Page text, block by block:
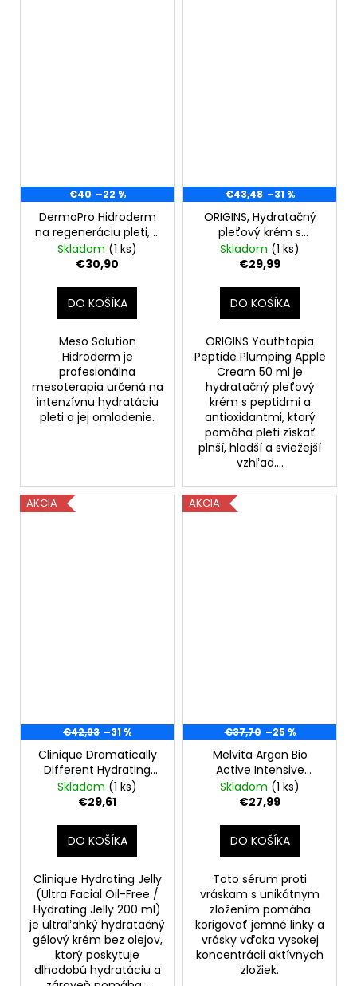
€40 –22 %
DermoPro Hidroderm
na regeneráciu pleti, 5
x 10 ml
Skladom (1 ks)
€30,90
DO KOŠÍKA
Meso Solution
Hidroderm je
profesionálna
mesoterapia určená na
intenzívnu hydratáciu
pleti a jej omladenie.
€43,48 –31 %
ORIGINS, Hydratačný
pleťový krém s
peptidmi Youthtopia
(Peptide Plumping
bez krabičky
Skladom (1 ks)
€29,99
DO KOŠÍKA
ORIGINS Youthtopia
Peptide Plumping Apple
Cream 50 ml je
hydratačný pleťový
krém s peptidmi a
antioxidantmi, ktorý
pomáha pleti získať
plnší, hladší a sviežejší
vzhľad....
AKCIA
€42,93 –31 %
Clinique Dramatically
Different Hydrating
Jelly Ľahký hydratačný
krém 200 ml
Skladom (1 ks)
€29,61
DO KOŠÍKA
Clinique Hydrating Jelly
(Ultra Facial Oil-Free /
Hydrating Jelly 200 ml)
je ultraľahký hydratačný
gélový krém bez olejov,
ktorý poskytuje
dlhodobú hydratáciu a
AKCIA
€37,70 –25 %
Melvita Argan Bio
Active Intensive
Contour Serum 30 ml
Skladom (1 ks)
€27,99
DO KOŠÍKA
Toto sérum proti
vráskam s unikátnym
zložením pomáha
korigovať jemné linky a
vrásky vďaka vysokej
koncentrácii aktívnych
zložiek.